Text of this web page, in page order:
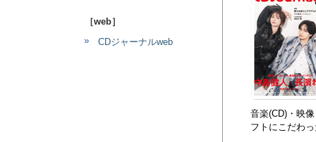
［web］
CDジャーナルweb
音楽(CD)・映
フトにこだわ